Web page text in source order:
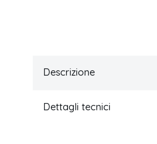
Descrizione
Dettagli tecnici